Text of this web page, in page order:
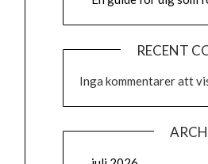
RECENT
Inga kommentarer att